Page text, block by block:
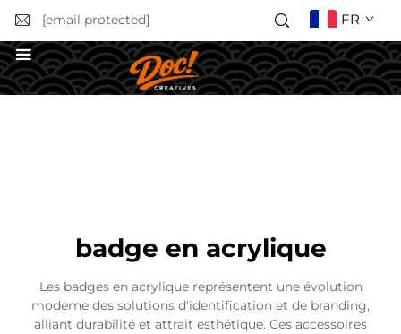
[email protected] FR
badge en acrylique
Les badges en acrylique représentent une évolution
moderne des solutions d'identification et de branding,
alliant durabilité et attrait esthétique. Ces accessoires